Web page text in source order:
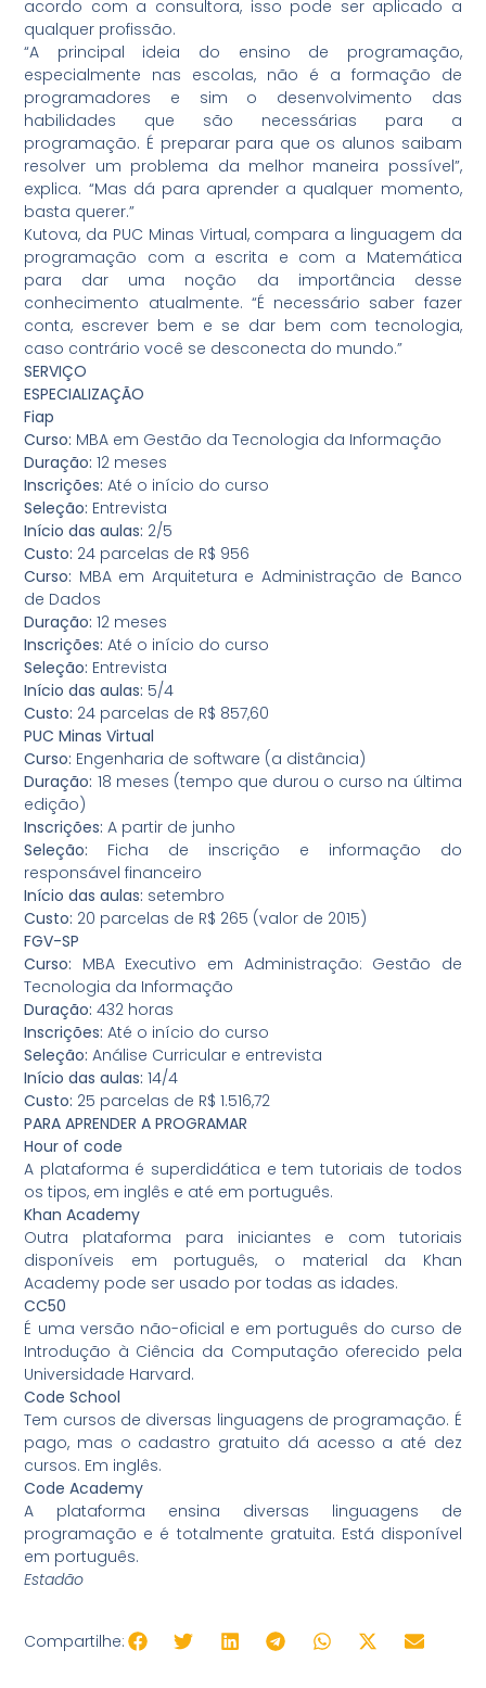
acordo com a consultora, isso pode ser aplicado a
qualquer profissão.
“A principal ideia do ensino de programação,
especialmente nas escolas, não é a formação de
programadores e sim o desenvolvimento das
habilidades que são necessárias para a
programação. É preparar para que os alunos saibam
resolver um problema da melhor maneira possível”,
explica. “Mas dá para aprender a qualquer momento,
basta querer.”
Kutova, da PUC Minas Virtual, compara a linguagem da
programação com a escrita e com a Matemática
para dar uma noção da importância desse
conhecimento atualmente. “É necessário saber fazer
conta, escrever bem e se dar bem com tecnologia,
caso contrário você se desconecta do mundo.”
SERVIÇO
ESPECIALIZAÇÃO
Fiap
Curso: MBA em Gestão da Tecnologia da Informação
Duração: 12 meses
Inscrições: Até o início do curso
Seleção: Entrevista
Início das aulas: 2/5
Custo: 24 parcelas de R$ 956
Curso: MBA em Arquitetura e Administração de Banco
de Dados
Duração: 12 meses
Inscrições: Até o início do curso
Seleção: Entrevista
Início das aulas: 5/4
Custo: 24 parcelas de R$ 857,60
PUC Minas Virtual
Curso: Engenharia de software (a distância)
Duração: 18 meses (tempo que durou o curso na última
edição)
Inscrições: A partir de junho
Seleção: Ficha de inscrição e informação do
responsável financeiro
Início das aulas: setembro
Custo: 20 parcelas de R$ 265 (valor de 2015)
FGV-SP
Curso: MBA Executivo em Administração: Gestão de
Tecnologia da Informação
Duração: 432 horas
Inscrições: Até o início do curso
Seleção: Análise Curricular e entrevista
Início das aulas: 14/4
Custo: 25 parcelas de R$ 1.516,72
PARA APRENDER A PROGRAMAR
Hour of code
A plataforma é superdidática e tem tutoriais de todos
os tipos, em inglês e até em português.
Khan Academy
Outra plataforma para iniciantes e com tutoriais
disponíveis em português, o material da Khan
Academy pode ser usado por todas as idades.
CC50
É uma versão não-oficial e em português do curso de
Introdução à Ciência da Computação oferecido pela
Universidade Harvard.
Code School
Tem cursos de diversas linguagens de programação. É
pago, mas o cadastro gratuito dá acesso a até dez
cursos. Em inglês.
Code Academy
A plataforma ensina diversas linguagens de
programação e é totalmente gratuita. Está disponível
em português.
Estadão
Compartilhe: